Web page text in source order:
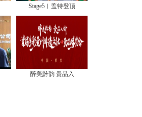
Stage5︱盖特登顶
醉美黔韵 贵品入